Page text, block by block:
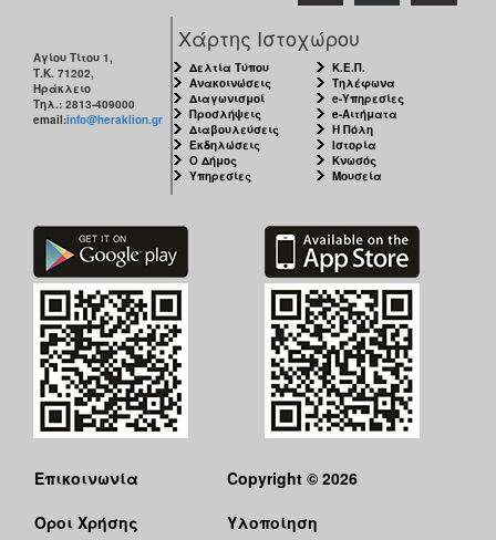
Αγίου Τίτου 1,
Τ.Κ. 71202,
Ηράκλειο
Τηλ.: 2813-409000
email:info@heraklion.gr
Χάρτης Ιστοχώρου
Δελτία Τύπου
Ανακοινώσεις
Διαγωνισμοί
Προσλήψεις
Διαβουλεύσεις
Εκδηλώσεις
Ο Δήμος
Υπηρεσίες
Κ.Ε.Π.
Τηλέφωνα
e-Υπηρεσίες
e-Αιτήματα
Η Πόλη
Ιστορία
Κνωσός
Μουσεία
Επικοινωνία
Όροι Χρήσης
Copyright © 2026
Υλοποίηση